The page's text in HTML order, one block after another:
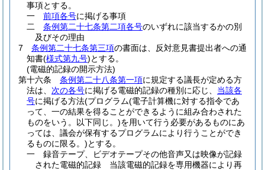
事項とする。
一
前項各号に掲げる事項
二
条例第二十七条第二項各号のいずれに該当するかの別
及びその理由
7
条例第二十七条第三項の書面は、反対意見書提出者への通
知書(様式第九号)とする。
(電磁的記録の開示方法)
第十六条
条例第二十八条第一項に規定する議長が定める方
法は、 次の各号に掲げる電磁的記録の種別に応じ、 当該各
号に掲げる方法(プログラム(電子計算機に対する指令であ
って、一の結果を得ることができるように組み合わされた
ものをいう。以下同じ。)を用いて行う必要があるものにあ
っては、議会が保有するプログラムにより行うことができ
るものに限る。)とする。
一
録音テープ、ビデオテープその他音声又は映像が記録
された電磁的記録 当該電磁的記録を専用機器により再